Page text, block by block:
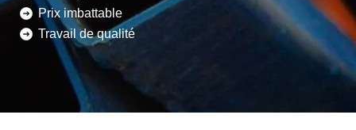
Prix imbattable
Travail de qualité